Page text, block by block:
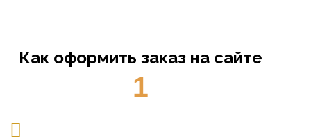
Как оформить заказ на сайте
1